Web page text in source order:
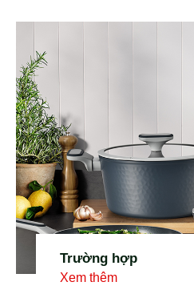
Trường hợp
Xem thêm